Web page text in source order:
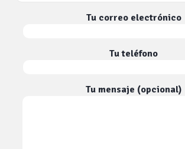
Tu correo electrónico
Tu teléfono
Tu mensaje (opcional)